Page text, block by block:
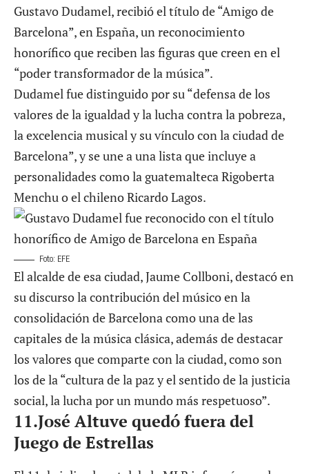
Gustavo Dudamel, recibió el título de “Amigo de
Barcelona”, en España, un reconocimiento
honorífico que reciben las figuras que creen en el
“poder transformador de la música”.
Dudamel fue distinguido por su “defensa de los
valores de la igualdad y la lucha contra la pobreza,
la excelencia musical y su vínculo con la ciudad de
Barcelona”, y se une a una lista que incluye a
personalidades como la guatemalteca Rigoberta
Menchu o el chileno Ricardo Lagos.
Foto: EFE
El alcalde de esa ciudad, Jaume Collboni, destacó en
su discurso la contribución del músico en la
consolidación de Barcelona como una de las
capitales de la música clásica, además de destacar
los valores que comparte con la ciudad, como son
los de la “cultura de la paz y el sentido de la justicia
social, la lucha por un mundo más respetuoso”.
11.José Altuve quedó fuera del
Juego de Estrellas